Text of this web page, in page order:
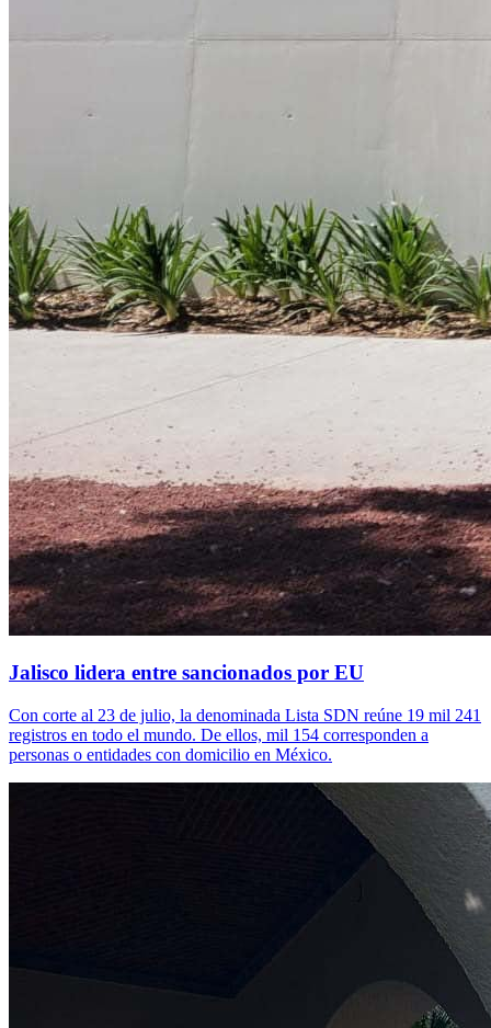
Jalisco lidera entre sancionados por EU
Con corte al 23 de julio, la denominada Lista SDN reúne 19 mil 241
registros en todo el mundo. De ellos, mil 154 corresponden a
personas o entidades con domicilio en México.